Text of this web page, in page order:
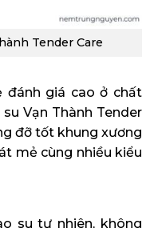
Tender Care
đánh giá cao ở chất
Vạn Thành Tender
đỡ tốt khung xương
mẻ cùng nhiều kiểu
su tự nhiên, không